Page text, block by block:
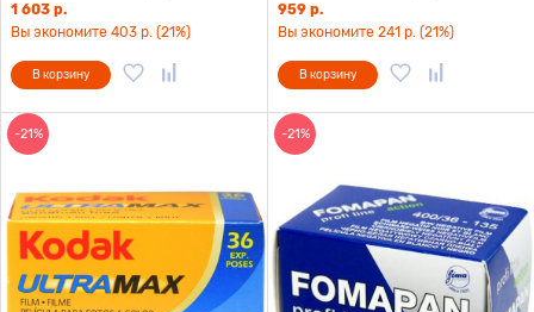
1 603 р.
Вы экономите 403 р. (21%)
В корзину
959 р.
Вы экономите 241 р. (21%)
В корзину
-21% -21%